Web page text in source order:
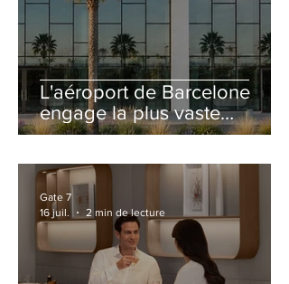
L'aéroport de Barcelone
engage la plus vaste
rénovation de son Terminal
Gate 7
16 juil.
2 min de lecture